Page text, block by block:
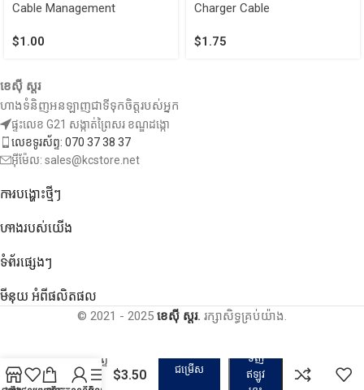
Cable Management
$1.00
Charger Cable
$1.75
ខេស៊ី ស្តរ
ហាងទំនិញអនឡាញជាទីទុកចិត្តរបស់អ្នក
ផ្ទះលេខ G21 សង្កាត់ព្រៃសរ ខណ្ឌដង្កោ
លេខទូរស័ព្ទ: 070 37 38 37
អ៊ីម៉ែល: sales@kcstore.net
ការបង្ហោះថ្មីៗ
ហាងរបស់យើង
ទំព័រផ្សេងៗ
មីនុយ អំពីផលិតផល
© 2021 - 2025 ខេស៊ី ស្តរ. រក្សាសិទ្ធគ្រប់យ៉ាង.
ជើងទ្រទូរស័ព្ទ
– Phone
$3.50 ជម្រើស
ទិញ
ឥឡូវ